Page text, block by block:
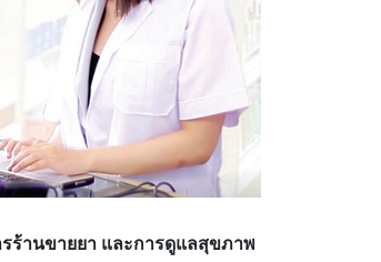
ร้านขายยา และการดูแลสุขภาพ